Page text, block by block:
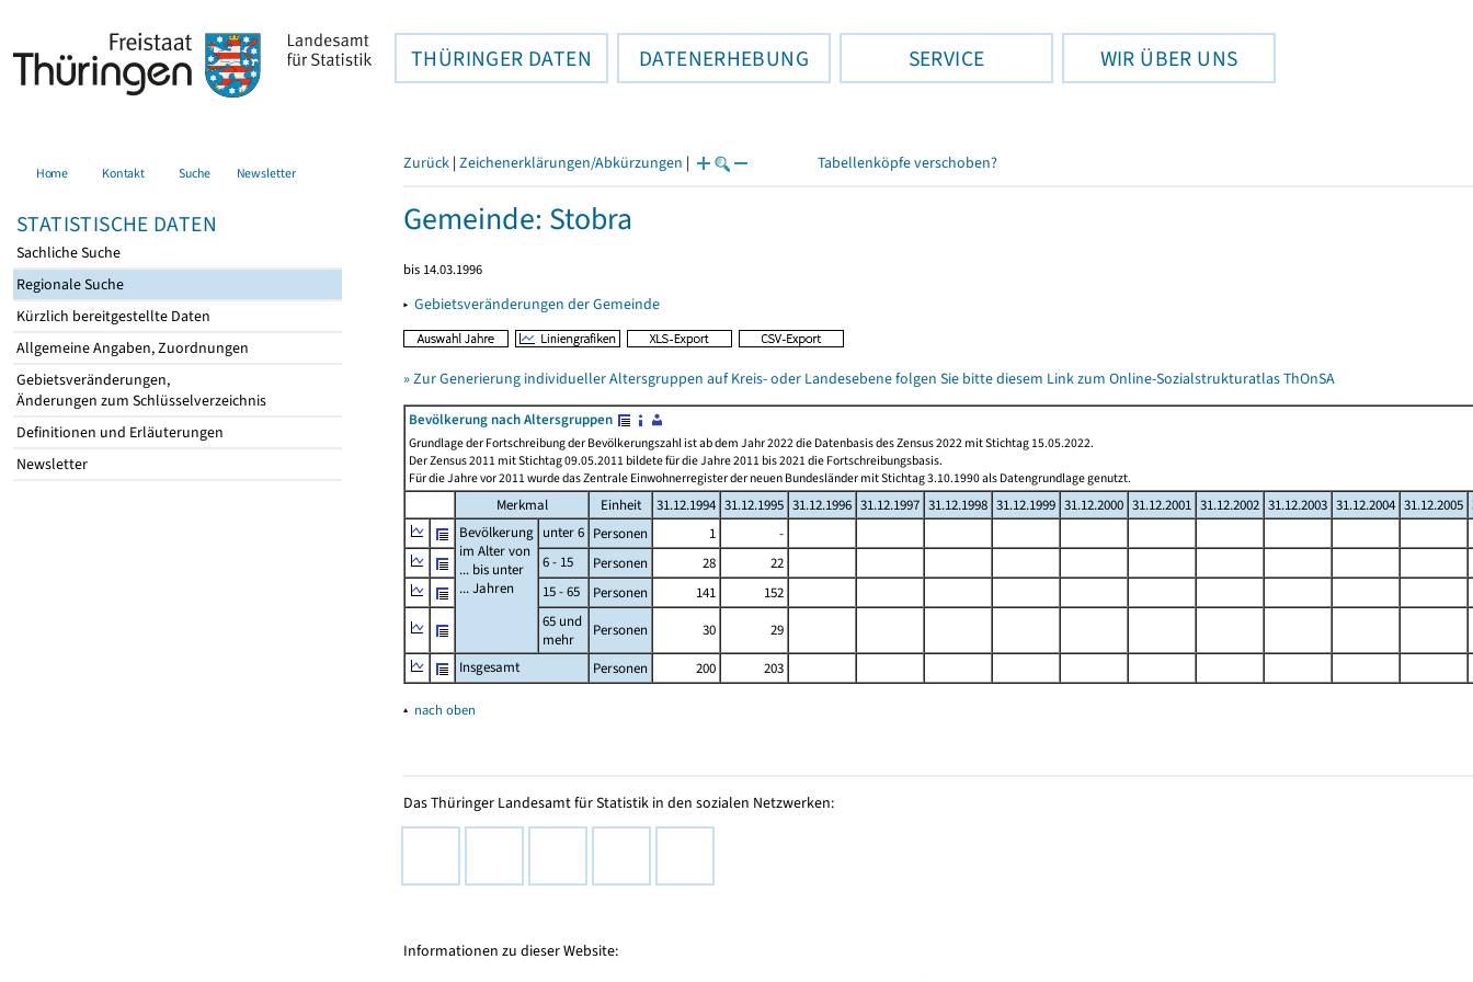
THÜRINGER DATEN DATENERHEBUNG SERVICE WIR ÜBER UNS
Home Kontakt Suche Newsletter
STATISTISCHE DATEN
Sachliche Suche
Regionale Suche
Kürzlich bereitgestellte Daten
Allgemeine Angaben, Zuordnungen
Gebietsveränderungen,
Änderungen zum Schlüsselverzeichnis
Definitionen und Erläuterungen
Newsletter
Zurück | Zeichenerklärungen/Abkürzungen | Tabellenköpfe verschoben?
Gemeinde: Stobra
bis 14.03.1996
▸ Gebietsveränderungen der Gemeinde
» Zur Generierung individueller Altersgruppen auf Kreis- oder Landesebene folgen Sie bitte diesem Link zum Online-Sozialstrukturatlas ThOnSA
Bevölkerung nach Altersgruppen
Grundlage der Fortschreibung der Bevölkerungszahl ist ab dem Jahr 2022 die Datenbasis des Zensus 2022 mit Stichtag 15.05.2022.
Der Zensus 2011 mit Stichtag 09.05.2011 bildete für die Jahre 2011 bis 2021 die Fortschreibungsbasis.
Für die Jahre vor 2011 wurde das Zentrale Einwohnerregister der neuen Bundesländer mit Stichtag 3.10.1990 als Datengrundlage genutzt.
Merkmal Einheit 31.12.1994 31.12.1995 31.12.1996 31.12.1997 31.12.1998 31.12.1999 31.12.2000 31.12.2001 31.12.2002 31.12.2003 31.12.2004 31.12.2005
Bevölkerung
im Alter von
... bis unter
... Jahren
unter 6 Personen 1
-
6 - 15
Personen 28
22
15 - 65
Personen 141
152
65 und
mehr
Personen 30
29
Insgesamt
Personen 200 203
▴ nach oben
Das Thüringer Landesamt für Statistik in den sozialen Netzwerken:
Informationen zu dieser Website: